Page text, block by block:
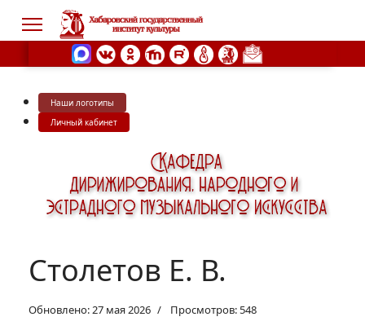
Наши логотипы
Личный кабинет
Столетов Е. В.
Обновлено: 27 мая 2026 Просмотров: 548